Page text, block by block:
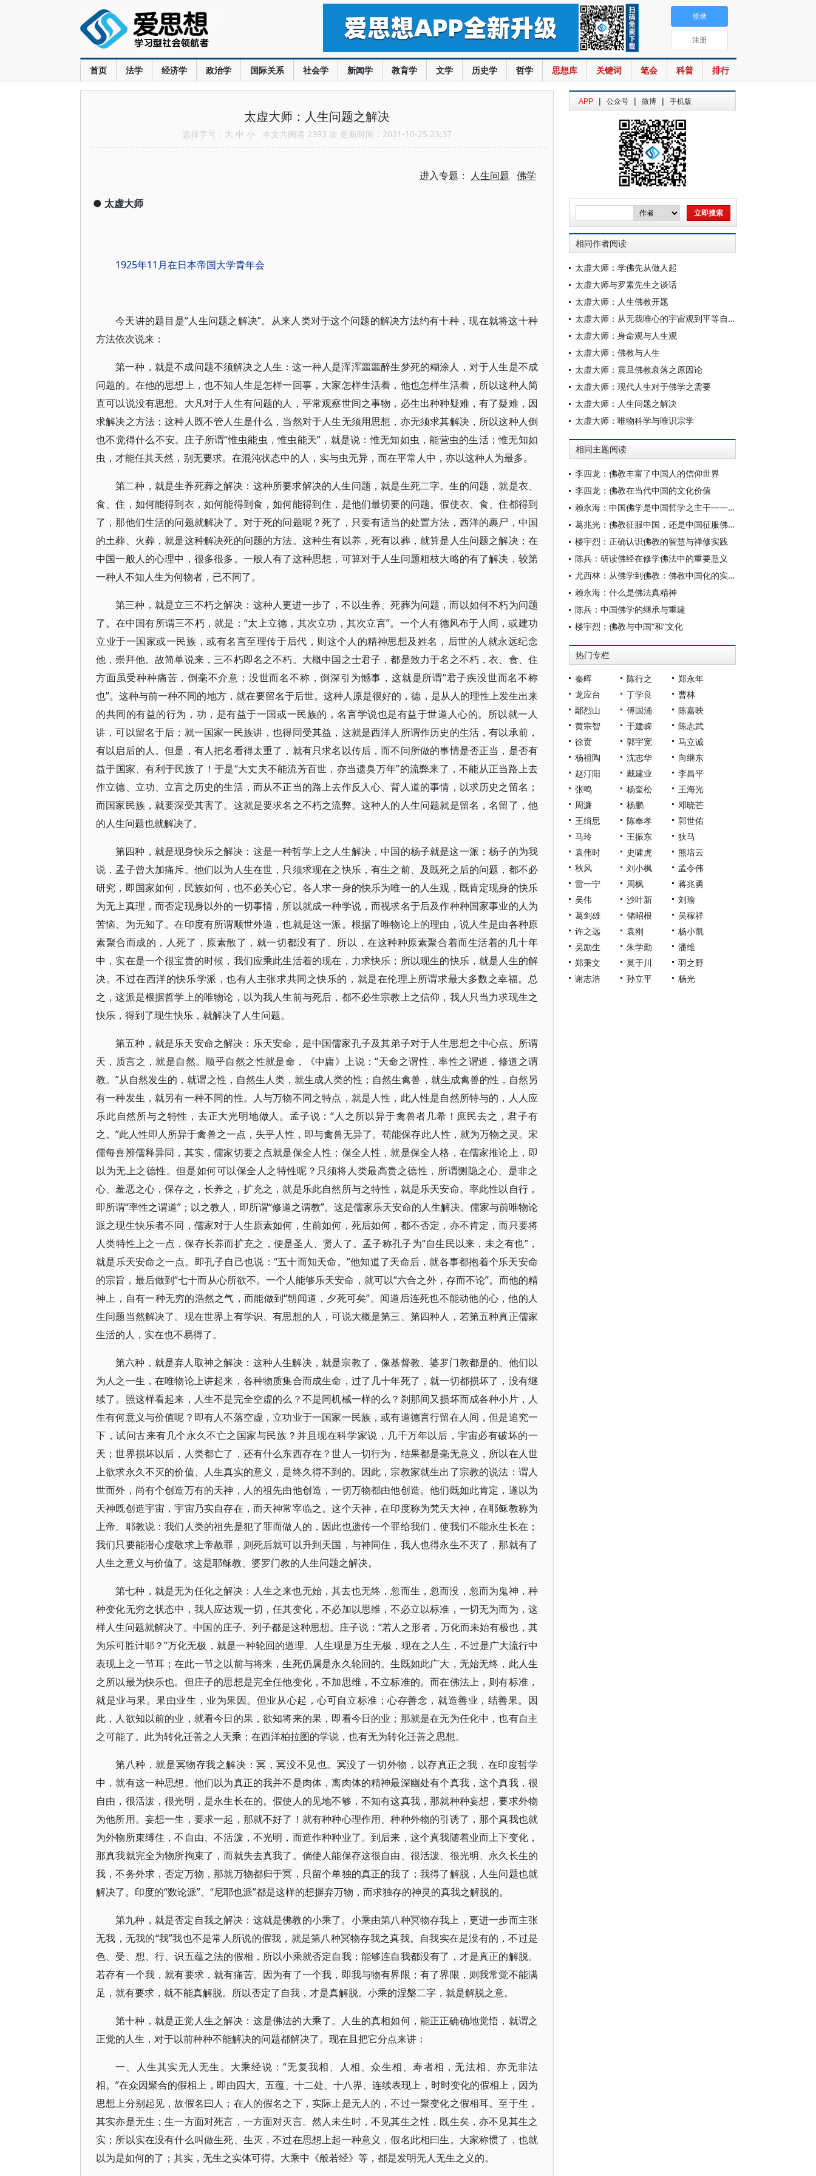
首页 法学 经济学 政治学 国际关系 社会学 新闻学 教育学 文学 历史学 哲学 思想库 关键词 笔会 科普 排行
登录
注册
太虚大师：人生问题之解决
选择字号： 大 中 小 本文共阅读 2393 次 更新时间：2021-10-25 23:37
进入专题： 人生问题 佛学
● 太虚大师
1925年11月在日本帝国大学青年会
今天讲的题目是“人生问题之解决”。从来人类对于这个问题的解决方法约有十种，现在就将这十种
方法依次说来：
第一种，就是不成问题不须解决之人生：这一种人是浑浑噩噩醉生梦死的糊涂人，对于人生是不成
问题的。在他的思想上，也不知人生是怎样一回事，大家怎样生活着，他也怎样生活着，所以这种人简
直可以说没有思想。大凡对于人生有问题的人，平常观察世间之事物，必生出种种疑难，有了疑难，因
求解决之方法；这种人既不管人生是什么，当然对于人生无须用思想，亦无须求其解决，所以这种人倒
也不觉得什么不安。庄子所谓“惟虫能虫，惟虫能天”，就是说：惟无知如虫，能营虫的生活；惟无知如
虫，才能任其天然，别无要求。在混沌状态中的人，实与虫无异，而在平常人中，亦以这种人为最多。
第二种，就是生养死葬之解决：这种所要求解决的人生问题，就是生死二字。生的问题，就是衣、
食、住，如何能得到衣，如何能得到食，如何能得到住，是他们最切要的问题。假使衣、食、住都得到
了，那他们生活的问题就解决了。对于死的问题呢？死了，只要有适当的处置方法，西洋的裹尸，中国
的土葬、火葬，就是这种解决死的问题的方法。这种生有以养，死有以葬，就算是人生问题之解决；在
中国一般人的心理中，很多很多。一般人有了这种思想，可算对于人生问题粗枝大略的有了解决，较第
一种人不知人生为何物者，已不同了。
第三种，就是立三不朽之解决：这种人更进一步了，不以生养、死葬为问题，而以如何不朽为问题
了。在中国有所谓三不朽，就是：“太上立德，其次立功，其次立言”。一个人有德风布于人间，或建功
立业于一国家或一民族，或有名言至理传于后代，则这个人的精神思想及姓名，后世的人就永远纪念
他，崇拜他。故简单说来，三不朽即名之不朽。大概中国之士君子，都是致力于名之不朽，衣、食、住
方面虽受种种痛苦，倒毫不介意；没世而名不称，倒深引为憾事，这就是所谓“君子疾没世而名不称
也”。这种与前一种不同的地方，就在要留名于后世。这种人原是很好的，德，是从人的理性上发生出来
的共同的有益的行为，功，是有益于一国或一民族的，名言学说也是有益于世道人心的。所以就一人
讲，可以留名于后；就一国家一民族讲，也得同受其益，这就是西洋人所谓作历史的生活，有以承前，
有以启后的人。但是，有人把名看得太重了，就有只求名以传后，而不问所做的事情是否正当，是否有
益于国家、有利于民族了！于是“大丈夫不能流芳百世，亦当遗臭万年”的流弊来了，不能从正当路上去
作立德、立功、立言之历史的生活，而从不正当的路上去作反人心、背人道的事情，以求历史之留名；
而国家民族，就要深受其害了。这就是要求名之不朽之流弊。这种人的人生问题就是留名，名留了，他
的人生问题也就解决了。
第四种，就是现身快乐之解决：这是一种哲学上之人生解决，中国的杨子就是这一派；杨子的为我
说，孟子曾大加痛斥。他们以为人生在世，只须求现在之快乐，有生之前、及既死之后的问题，都不必
研究，即国家如何，民族如何，也不必关心它。各人求一身的快乐为唯一的人生观，既肯定现身的快乐
为无上真理，而否定现身以外的一切事情，所以就成一种学说，而视求名于后及作种种国家事业的人为
苦恼、为无知了。在印度有所谓顺世外道，也就是这一派。根据了唯物论上的理由，说人生是由各种原
素聚合而成的，人死了，原素散了，就一切都没有了。所以，在这种种原素聚合着而生活着的几十年
中，实在是一个很宝贵的时候，我们应乘此生活着的现在，力求快乐；所以现生的快乐，就是人生的解
决。不过在西洋的快乐学派，也有人主张求共同之快乐的，就是在伦理上所谓求最大多数之幸福。总
之，这派是根据哲学上的唯物论，以为我人生前与死后，都不必生宗教上之信仰，我人只当力求现生之
快乐，得到了现生快乐，就解决了人生问题。
第五种，就是乐天安命之解决：乐天安命，是中国儒家孔子及其弟子对于人生思想之中心点。所谓
天，质言之，就是自然。顺乎自然之性就是命，《中庸》上说：“天命之谓性，率性之谓道，修道之谓
教。”从自然发生的，就谓之性，自然生人类，就生成人类的性；自然生禽兽，就生成禽兽的性，自然另
有一种发生，就另有一种不同的性。人与万物不同之特点，就是人性，此人性是自然所特与的，人人应
乐此自然所与之特性，去正大光明地做人。孟子说：“人之所以异于禽兽者几希！庶民去之，君子有
之。”此人性即人所异于禽兽之一点，失乎人性，即与禽兽无异了。苟能保存此人性，就为万物之灵。宋
儒每喜辨儒释异同，其实，儒家切要之点就是保全人性；保全人性，就是保全人格，在儒家推论上，即
以为无上之德性。但是如何可以保全人之特性呢？只须将人类最高贵之德性，所谓恻隐之心、是非之
心、羞恶之心，保存之，长养之，扩充之，就是乐此自然所与之特性，就是乐天安命。率此性以自行，
即所谓“率性之谓道”；以之教人，即所谓“修道之谓教”。这是儒家乐天安命的人生解决。儒家与前唯物论
派之现生快乐者不同，儒家对于人生原素如何，生前如何，死后如何，都不否定，亦不肯定，而只要将
人类特性上之一点，保存长养而扩充之，便是圣人、贤人了。孟子称孔子为“自生民以来，未之有也”，
就是乐天安命之一点。即孔子自己也说：“五十而知天命。”他知道了天命后，就各事都抱着个乐天安命
的宗旨，最后做到“七十而从心所欲不。一个人能够乐天安命，就可以“六合之外，存而不论”。而他的精
神上，自有一种无穷的浩然之气，而能做到“朝闻道，夕死可矣”。闻道后连死也不能动他的心，他的人
生问题当然解决了。现在世界上有学识、有思想的人，可说大概是第三、第四种人，若第五种真正儒家
生活的人，实在也不易得了。
第六种，就是弃人取神之解决：这种人生解决，就是宗教了，像基督教、婆罗门教都是的。他们以
为人之一生，在唯物论上讲起来，各种物质集合而成生命，过了几十年死了，就一切都损坏了，没有继
续了。照这样看起来，人生不是完全空虚的么？不是同机械一样的么？刹那间又损坏而成各种小片，人
生有何意义与价值呢？即有人不落空虚，立功业于一国家一民族，或有道德言行留在人间，但是追究一
下，试问古来有几个永久不亡之国家与民族？并且现在科学家说，几千万年以后，宇宙必有破坏的一
天；世界损坏以后，人类都亡了，还有什么东西存在？世人一切行为，结果都是毫无意义，所以在人世
上欲求永久不灭的价值、人生真实的意义，是终久得不到的。因此，宗教家就生出了宗教的说法：谓人
世而外，尚有个创造万有的天神，人的祖先由他创造，一切万物都由他创造。他们既如此肯定，遂以为
天神既创造宇宙，宇宙乃实自存在，而天神常宰临之。这个天神，在印度称为梵天大神，在耶稣教称为
上帝。耶教说：我们人类的祖先是犯了罪而做人的，因此也遗传一个罪给我们，使我们不能永生长在；
我们只要能潜心虔敬求上帝赦罪，则死后就可以升到天国，与神同住，我人也得永生不灭了，那就有了
人生之意义与价值了。这是耶稣教、婆罗门教的人生问题之解决。
第七种，就是无为任化之解决：人生之来也无始，其去也无终，忽而生，忽而没，忽而为鬼神，种
种变化无穷之状态中，我人应达观一切，任其变化，不必加以思维，不必立以标准，一切无为而为，这
样人生问题就解决了。中国的庄子、列子都是这种思想。庄子说：“若人之形者，万化而未始有极也，其
为乐可胜计耶？”万化无极，就是一种轮回的道理。人生现是万生无极，现在之人生，不过是广大流行中
表现上之一节耳；在此一节之以前与将来，生死仍属是永久轮回的。生既如此广大，无始无终，此人生
之所以最为快乐也。但庄子的思想是完全任他变化，不加思维，不立标准的。而在佛法上，则有标准，
就是业与果。果由业生，业为果因。但业从心起，心可自立标准；心存善念，就造善业，结善果。因
此，人欲知以前的业，就看今日的果，欲知将来的果，即看今日的业；那就是在无为任化中，也有自主
之可能了。此为转化迁善之人天乘；在西洋柏拉图的学说，也有无为转化迁善之思想。
第八种，就是冥物存我之解决：冥，冥没不见也。冥没了一切外物，以存真正之我，在印度哲学
中，就有这一种思想。他们以为真正的我并不是肉体，离肉体的精神最深幽处有个真我，这个真我，很
自由，很活泼，很光明，是永生长在的。假使人的见地不够，不知有这真我，那就种种妄想，要求外物
为他所用。妄想一生，要求一起，那就不好了！就有种种心理作用、种种外物的引诱了，那个真我也就
为外物所束缚住，不自由、不活泼，不光明，而造作种种业了。到后来，这个真我随着业而上下变化，
那真我就完全为物所拘束了，而就失去真我了。倘使人能保存这很自由、很活泼、很光明、永久长生的
我，不务外求，否定万物，那就万物都归于冥，只留个单独的真正的我了；我得了解脱，人生问题也就
解决了。印度的“数论派”、“尼耶也派”都是这样的想摒弃万物，而求独存的神灵的真我之解脱的。
第九种，就是否定自我之解决：这就是佛教的小乘了。小乘由第八种冥物存我上，更进一步而主张
无我，无我的“我”我也不是常人所说的假我，就是第八种冥物存我之真我。自我实在是没有的，不过是
色、受、想、行、识五蕴之法的假相，所以小乘就否定自我；能够连自我都没有了，才是真正的解脱。
若存有一个我，就有要求，就有痛苦。因为有了一个我，即我与物有界限；有了界限，则我常觉不能满
足，就有要求，就不能真解脱。所以否定了自我，才是真解脱。小乘的涅槃二字，就是解脱之意。
第十种，就是正觉人生之解决：这是佛法的大乘了。人生的真相如何，能正正确确地觉悟，就谓之
正觉的人生，对于以前种种不能解决的问题都解决了。现在且把它分点来讲：
一、人生其实无人无生。大乘经说：“无复我相、人相、众生相、寿者相，无法相、亦无非法
相。”在众因聚合的假相上，即由四大、五蕴、十二处、十八界、连续表现上，时时变化的假相上，因为
思想上分别起见，故假名曰人；在人的假名之下，实际上是无人的，不过一聚变化之假相耳。至于生，
其实亦是无生；生一方面对死言，一方面对灭言。然人未生时，不见其生之性，既生矣，亦不见其生之
实；所以实在没有什么叫做生死、生灭，不过在思想上起一种意义，假名此相曰生。大家称惯了，也就
以为是如何的了；其实，无生之实体可得。大乘中《般若经》等，都是发明无人无生之义的。
APP | 公众号 | 微博 | 手机版
相同作者阅读
太虚大师：学佛先从做人起
太虚大师与罗素先生之谈话
太虚大师：人生佛教开题
太虚大师：从无我唯心的宇宙观到平等自由的人生观
太虚大师：身命观与人生观
太虚大师：佛教与人生
太虚大师：震旦佛教衰落之原因论
太虚大师：现代人生对于佛学之需要
太虚大师：人生问题之解决
太虚大师：唯物科学与唯识宗学
相同主题阅读
李四龙：佛教丰富了中国人的信仰世界
李四龙：佛教在当代中国的文化价值
赖永海：中国佛学是中国哲学之主干——忆孙叔平先生之关注和鼓励佛学研究
葛兆光：佛教征服中国，还是中国征服佛教？
楼宇烈：正确认识佛教的智慧与禅修实践
陈兵：研读佛经在修学佛法中的重要意义
尤西林：从佛学到佛教：佛教中国化的实质
赖永海：什么是佛法真精神
陈兵：中国佛学的继承与重建
楼宇烈：佛教与中国“和”文化
热门专栏
秦晖 陈行之
郑永年
龙应台
丁学良
曹林
鄢烈山
傅国涌
陈嘉映
黄宗智
于建嵘
陈志武
徐贲
郭宇宽
马立诚
杨祖陶
沈志华
向继东
赵汀阳
戴建业
李昌平
张鸣
杨奎松
王海光
周濂
杨鹏
邓晓芒
王缉思
陈奉孝
郭世佑
马玲
王振东
狄马
袁伟时
史啸虎
熊培云
秋风
刘小枫
孟令伟
雷一宁
周枫
蒋兆勇
吴伟
沙叶新
刘瑜
葛剑雄
储昭根
吴稼祥
许之远
袁刚
杨小凯
吴励生
朱学勤
潘维
郑秉文
莫于川
羽之野
谢志浩
孙立平 杨光